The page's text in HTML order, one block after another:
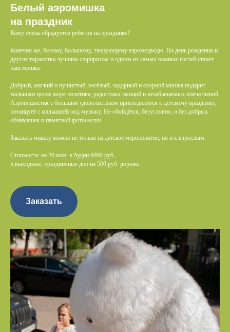
Белый аэромишка
на праздник
Кому очень обрадуется ребятня на празднике?
Конечно же, белому, большому, танцующему аэромедведю. На день рождения и
другие торжества лучшим сюрпризом и одним из самых важных гостей станет
наш мишка.
Добрый, мягкий и пушистый, весёлый, задорный и озорной мишка подарит
малышам целое море позитива, радостных эмоций и незабываемых впечатлений.
Аэропушистик с большим удовольствием присоединится к детскому празднику,
потанцует с малышнёй под музыку. Не обойдётся, безусловно, и без добрых
обнимашек и памятной фотосессии.
Заказать мишку можно не только на детское мероприятие, но и к взрослым.
Стоимость: на 20 мин. в будни 6000 руб.,
в выходные, праздничные дни на 500 руб. дороже.
Заказать